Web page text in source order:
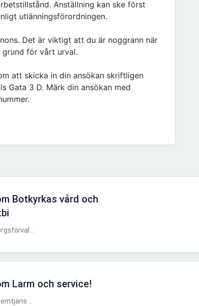
Anställning kan ske först
utlänningsförordningen.
Det är viktigt att du är noggrann när
för vårt urval.
att skicka in din ansökan skriftligen
Gata 3 D. Märk din ansökan med
Botkyrkas vård och
..
Larm och service!
..